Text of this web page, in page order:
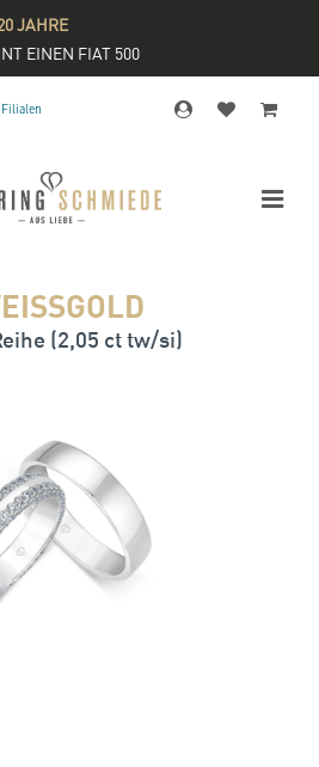
JAHRE
EINEN FIAT 500
Filialen
(2,05 ct tw/si)